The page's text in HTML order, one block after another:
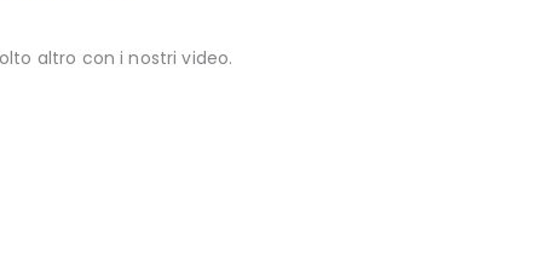
altro con i nostri video.